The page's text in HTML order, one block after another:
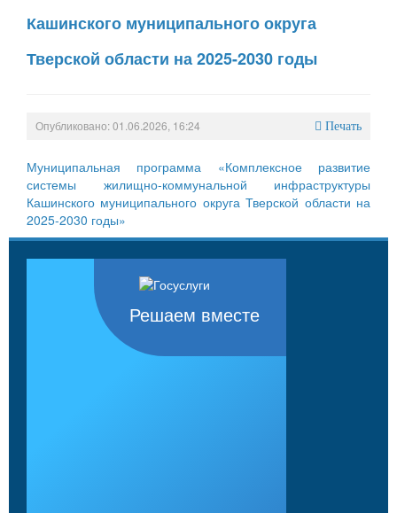
Кашинского муниципального округа
Тверской области на 2025-2030 годы
Опубликовано: 01.06.2026, 16:24 Печать
Муниципальная программа «Комплексное развитие
системы жилищно-коммунальной инфраструктуры
Кашинского муниципального округа Тверской области на
2025-2030 годы»
Решаем вместе